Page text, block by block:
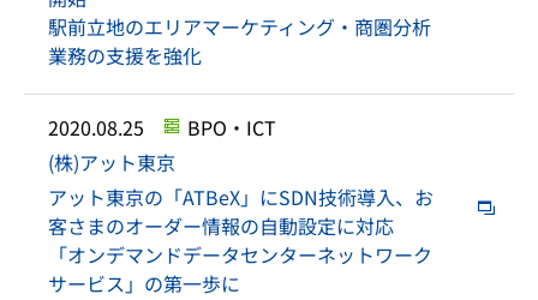
駅前立地のエリアマーケティング・商圏分析
業務の支援を強化
2020.08.25
BPO・ICT
(株)アット東京
アット東京の「ATBeX」にSDN技術導入、お
客さまのオーダー情報の自動設定に対応
「オンデマンドデータセンターネットワーク
サービス」の第一歩に